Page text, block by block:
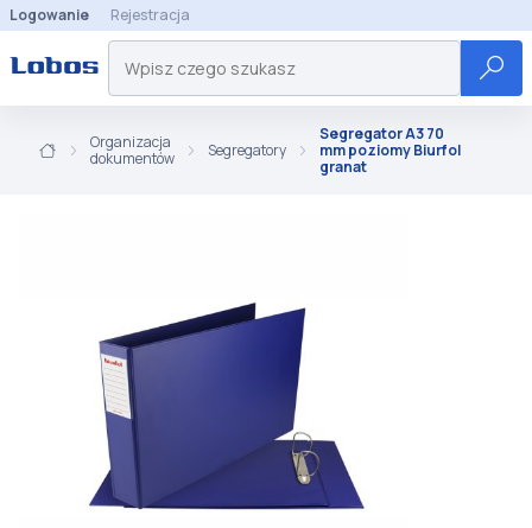
Logowanie Rejestracja
Organizacja
dokumentów
Segregatory
Segregator A3 70
mm poziomy Biurfol
granat